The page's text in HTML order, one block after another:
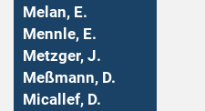
Melan, E.
Mennle, E.
Metzger, J.
Meßmann, D.
Micallef, D.